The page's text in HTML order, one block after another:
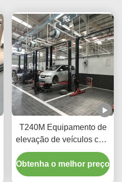
T240M Equipamento de
elevação de veículos com
dois postes de pórtico e
tecnologia avançada de
elevação
Obtenha o melhor preço